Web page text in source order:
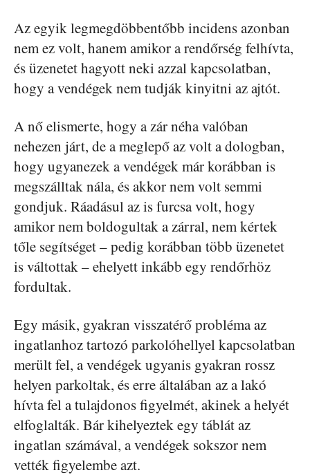
Az egyik legmegdöbbentőbb incidens azonban
nem ez volt, hanem amikor a rendőrség felhívta,
és üzenetet hagyott neki azzal kapcsolatban,
hogy a vendégek nem tudják kinyitni az ajtót.
A nő elismerte, hogy a zár néha valóban
nehezen járt, de a meglepő az volt a dologban,
hogy ugyanezek a vendégek már korábban is
megszálltak nála, és akkor nem volt semmi
gondjuk. Ráadásul az is furcsa volt, hogy
amikor nem boldogultak a zárral, nem kértek
tőle segítséget – pedig korábban több üzenetet
is váltottak – ehelyett inkább egy rendőrhöz
fordultak.
Egy másik, gyakran visszatérő probléma az
ingatlanhoz tartozó parkolóhellyel kapcsolatban
merült fel, a vendégek ugyanis gyakran rossz
helyen parkoltak, és erre általában az a lakó
hívta fel a tulajdonos figyelmét, akinek a helyét
elfoglalták. Bár kihelyeztek egy táblát az
ingatlan számával, a vendégek sokszor nem
vették figyelembe azt.